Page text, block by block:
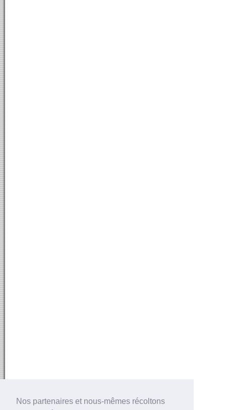
Nos partenaires et nous-mêmes récoltons